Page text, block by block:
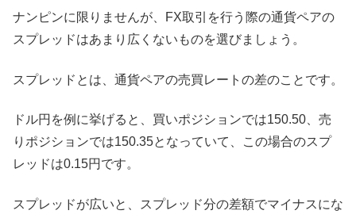
ナンピンに限りませんが、FX取引を行う際の通貨ペアの
スプレッドはあまり広くないものを選びましょう。
スプレッドとは、通貨ペアの売買レートの差のことです。
ドル円を例に挙げると、買いポジションでは150.50、売
りポジションでは150.35となっていて、この場合のスプ
レッドは0.15円です。
スプレッドが広いと、スプレッド分の差額でマイナスにな